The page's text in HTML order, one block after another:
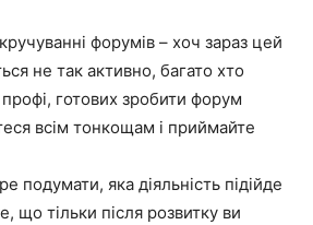
форумів – хоч зараз цей
не так активно, багато хто
готових зробити форум
всім тонкощам і приймайте
подумати, яка діяльність підійде
що тільки після розвитку ви